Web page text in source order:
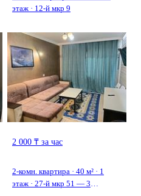
этаж · 12-й мкр 9
2 000 ₸ за час
2-комн. квартира · 40 м² · 1
этаж · 27-й мкр 51 — 3